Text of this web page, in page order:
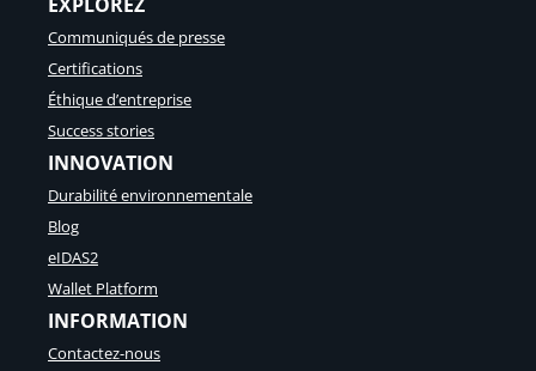
Communiqués de presse
Certifications
Éthique d’entreprise
Success stories
INNOVATION
Durabilité environnementale
Blog
eIDAS2
Wallet Platform
INFORMATION
Contactez-nous